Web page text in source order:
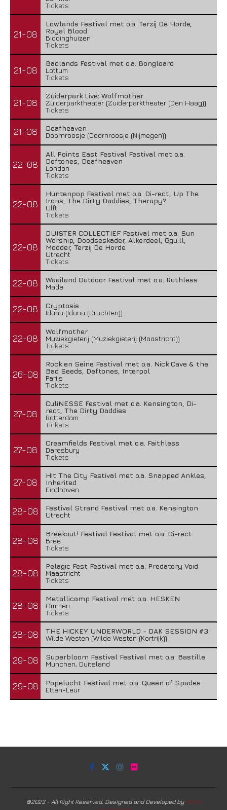
Tickets
21-08
Lowlands Festival met o.a. Terzij De Horde,
Royal Blood
Biddinghuizen
Tickets
21-08
Badlands Festival met o.a. Bongloard
Lottum
Tickets
21-08
Zuiderpark Live: Wolfmother
Zuiderparktheater (Zuiderparktheater (Den Haag))
Tickets
21-08
Deafheaven
Doornroosje (Doornroosje (Nijmegen))
22-08
All Points East Festival Festival met o.a.
Deftones, Deafheaven
London
Tickets
22-08
Huntenpop Festival met o.a. Di-rect, Up The
Irons, The Dirty Daddies, Therapy?
Ulft
Tickets
22-08
DUISTER COLLECTIEF Festival met o.a. Sun
Worship, Doodseskader, Alkerdeel, Ggu:ll,
Modder, Terzij De Horde
Utrecht
Tickets
22-08
Waailand Outdoor Festival met o.a. Ruthless
Made
22-08
Cryptosis
Iduna (Iduna (Drachten))
22-08
Wolfmother
Muziekgieterij (Muziekgieterij (Maastricht))
Tickets
26-08
Rock en Seine Festival met o.a. Nick Cave & the
Bad Seeds, Deftones, Interpol
Parijs
Tickets
27-08
CuliNESSE Festival met o.a. Kensington, Di-
rect, The Dirty Daddies
Rotterdam
Tickets
27-08
Creamfields Festival met o.a. Faithless
Daresbury
Tickets
27-08
Hit The City Festival met o.a. Snapped Ankles,
Inherited
Eindhoven
28-08
Festival Strand Festival met o.a. Kensington
Utrecht
28-08
Breekout! Festival Festival met o.a. Di-rect
Bree
Tickets
28-08
Pelagic Fest Festival met o.a. Predatory Void
Maastricht
Tickets
28-08
Metallicamp Festival met o.a. HESKEN
Ommen
Tickets
28-08
THE HICKEY UNDERWORLD - DAK SESSION #3
Wilde Westen (Wilde Westen (Kortrijk))
29-08
Superbloom Festival Festival met o.a. Bastille
Munchen, Duitsland
29-08
Popelucht Festival met o.a. Queen of Spades
Etten-Leur
@2023 - All Right Reserved. Designed and Developed by Harm